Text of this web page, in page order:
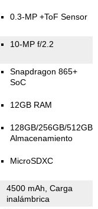
0.3-MP +ToF Sensor
10-MP f/2.2
Snapdragon 865+
SoC
12GB RAM
128GB/256GB/512GB
Almacenamiento
MicroSDXC
4500 mAh, Carga
inalámbrica